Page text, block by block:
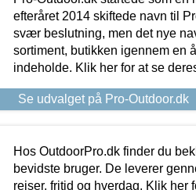
efteråret 2014 skiftede navn til
svær beslutning, men det nye
sortiment, butikken igennem en
indeholde. Klik her for at se
Se udvalget på Pro-Outdoor.dk
Hos OutdoorPro.dk finder du
bevidste bruger. De leverer
rejser, fritid og hverdag. Klik her